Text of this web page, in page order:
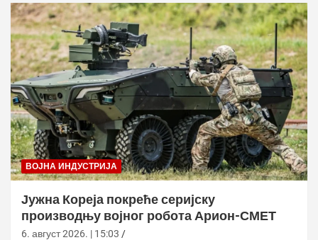
ВОЈНА ИНДУСТРИЈА
Јужна Кореја покреће серијску
производњу војног робота Арион-СМЕТ
6. август 2026. | 15:03